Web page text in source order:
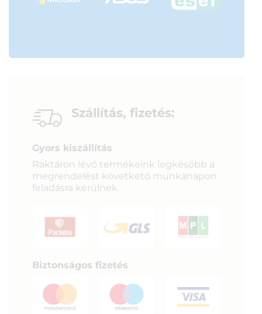
Szállítás, fizetés:
Gyors kiszállítás
Raktáron lévő termékeink legkésőbb a
megrendelést követkető munkanapon
feladásra kerülnek.
Biztonságos fizetés